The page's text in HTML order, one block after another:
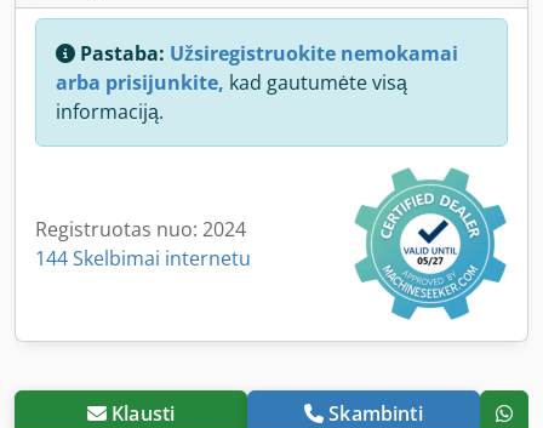
Pastaba: Užsiregistruokite nemokamai
arba prisijunkite, kad gautumėte visą
informaciją.
Registruotas nuo: 2024
144 Skelbimai internetu
Klausti Skambinti